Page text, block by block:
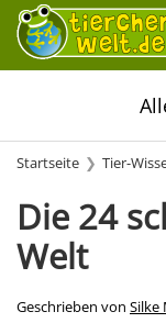
Startseite Tier-
Die 24
Welt
Geschrieben von Silke